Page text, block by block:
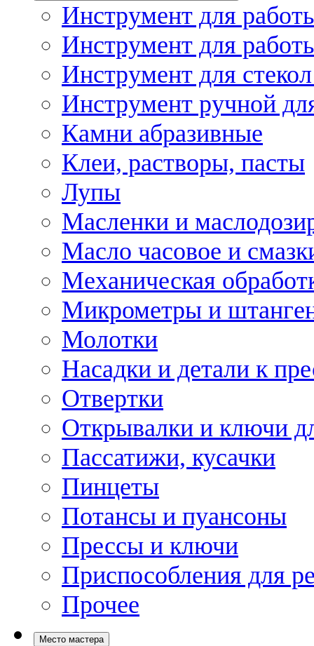
Инструмент для
Инструмент для
Инструмент для
Инструмент ручной
Камни абразивные
Клеи, растворы, пасты
Лупы
Масленки и
Масло часовое и
Механическая
Микрометры и
Молотки
Насадки и детали к
Отвертки
Открывалки и ключи
Пассатижи, кусачки
Пинцеты
Потансы и пуансоны
Прессы и ключи
Приспособления для
Прочее
Место мастера